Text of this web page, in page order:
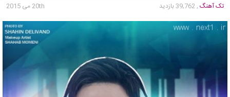
تک آهنگ , 39,762 بازدید 20th می 2015